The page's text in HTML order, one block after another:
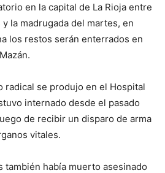
en la capital de La Rioja entre
la madrugada del martes, en
los restos serán enterrados en
radical se produjo en el Hospital
internado desde el pasado
de recibir un disparo de arma
vitales.
también había muerto asesinado